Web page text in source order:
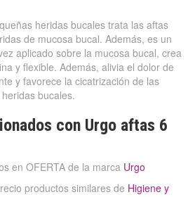
heridas bucales trata las aftas
de mucosa bucal. Además, es un
aplicado sobre la mucosa bucal, crea
y flexible. Además, alivia el dolor de
y favorece la cicatrización de las
bucales.
con Urgo aftas 6
en OFERTA de la marca Urgo
productos similares de Higiene y